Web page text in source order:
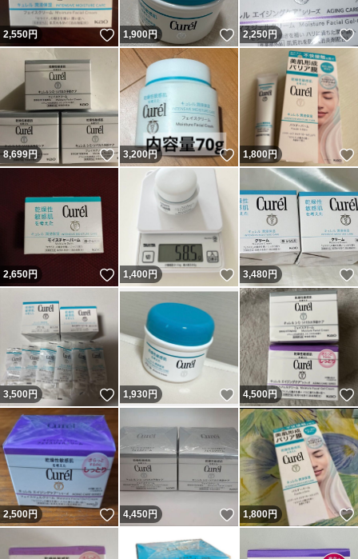
2,550円 いいね！
1,900円 いいね！
2,250円
8,699円 いいね！
3,200円 いいね！
1,800円
2,650円 いいね！
1,400円 いいね！
3,480円
3,500円 いいね！
1,930円 いいね！
4,500円
2,500円 いいね！
4,450円 いいね！
1,800円